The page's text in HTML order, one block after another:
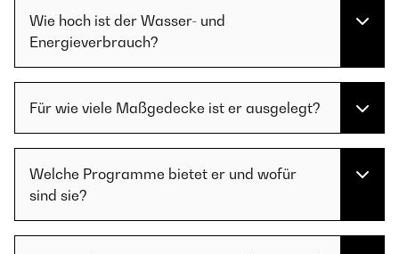
Wie hoch ist der Wasser- und
Energieverbrauch?
Für wie viele Maßgedecke ist er ausgelegt?
Welche Programme bietet er und wofür
sind sie?